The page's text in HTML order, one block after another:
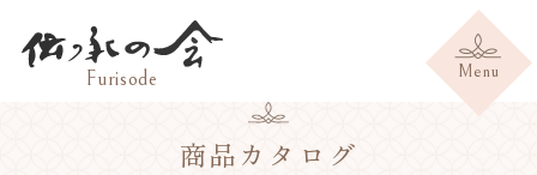
商品カタログ